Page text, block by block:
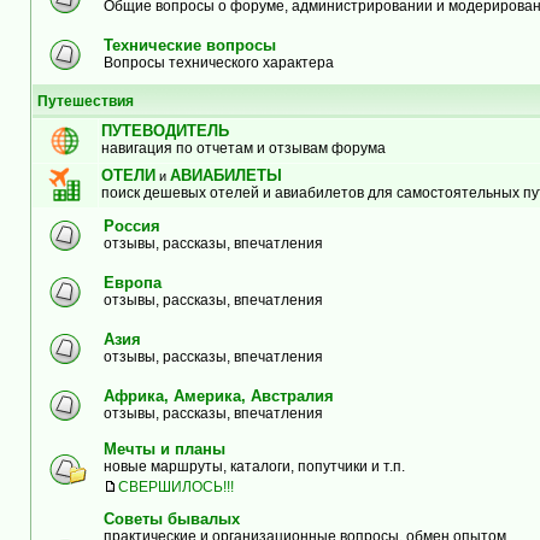
Общие вопросы о форуме, администрировании и
Технические вопросы
Вопросы технического характера
Путешествия
ПУТЕВОДИТЕЛЬ
навигация по отчетам и отзывам форума
ОТЕЛИ и АВИАБИЛЕТЫ
поиск дешевых отелей и авиабилетов для самостоятельных
Россия
отзывы, рассказы, впечатления
Европа
отзывы, рассказы, впечатления
Азия
отзывы, рассказы, впечатления
Африка, Америка, Австралия
отзывы, рассказы, впечатления
Мечты и планы
новые маршруты, каталоги, попутчики и т.п.
СВЕРШИЛОСЬ!!!
Советы бывалых
практические и организационные вопросы, обмен опытом